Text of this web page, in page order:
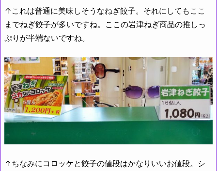
↑これは普通に美味しそうなねぎ餃子。それにしてもここ
までねぎ餃子が多いですね。ここの岩津ねぎ商品の推しっ
ぷりが半端ないですね。
↑ちなみにコロッケと餃子の値段はかなりいいお値段。シ